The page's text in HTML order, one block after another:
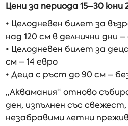
Цени за периода 15–30 юни
• Целодневен билет за
над 120 см в делнични дни
• Целодневен билет за
см – 14 евро
• Деца с ръст до 90 см –
„Аквамания“ отново
ден, изпълнен със
незабравими летни